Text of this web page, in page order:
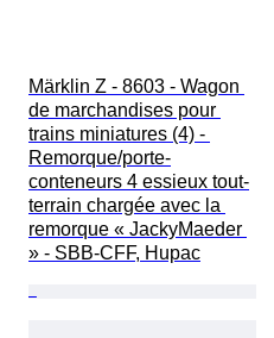
Märklin Z - 8603 - Wagon
de marchandises pour
trains miniatures (4) -
Remorque/porte-
conteneurs 4 essieux tout-
terrain chargée avec la
remorque « JackyMaeder
» - SBB-CFF, Hupac